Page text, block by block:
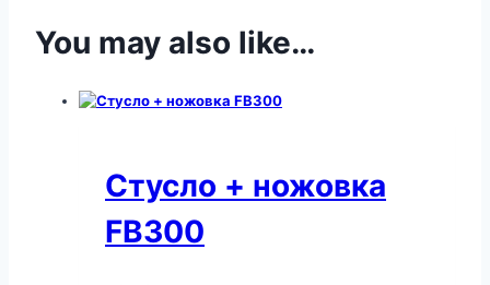
You may also like…
Стусло + ножовка
FB300